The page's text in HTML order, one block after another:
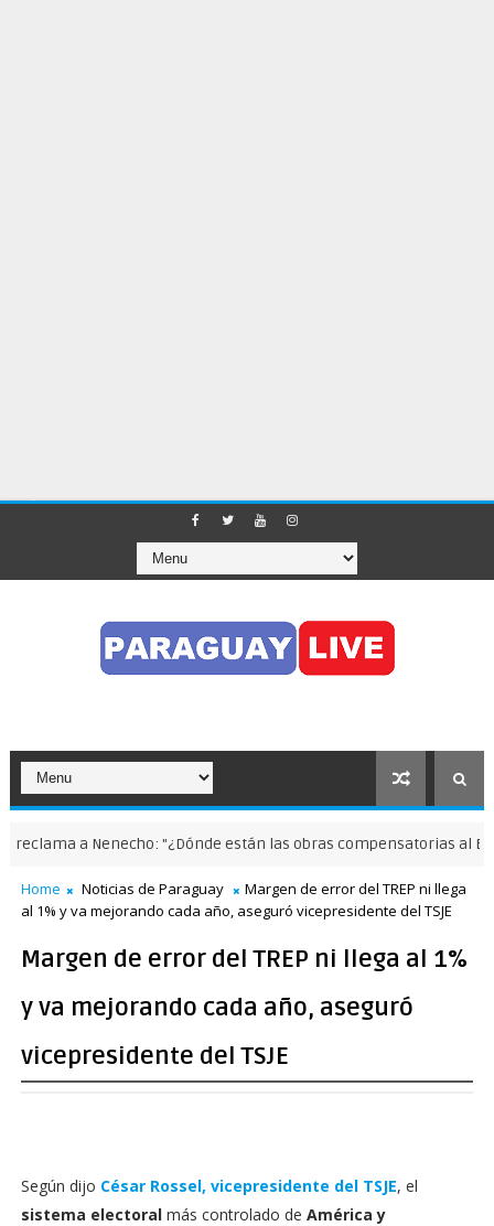
a Nenecho: "¿Dónde están las obras compensatorias al
Home Noticias de Paraguay
Margen de error del TREP ni llega
al 1% y va mejorando cada año, aseguró vicepresidente del TSJE
Margen de error del TREP ni llega al 1%
y va mejorando cada año, aseguró
vicepresidente del TSJE
Según dijo César Rossel, vicepresidente del TSJE, el
sistema electoralmás controlado de América y